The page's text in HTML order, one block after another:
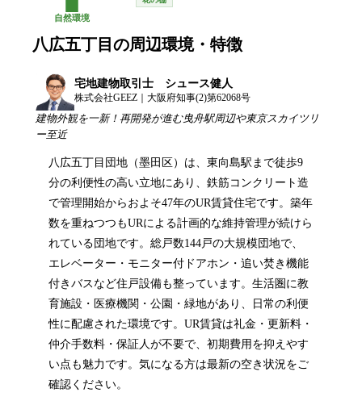
自然環境
八広五丁目の周辺環境・特徴
宅地建物取引士 シュース健人
株式会社GEEZ｜大阪府知事(2)第62068号
建物外観を一新！再開発が進む曳舟駅周辺や東京スカイツリ
ー至近
八広五丁目団地（墨田区）は、東向島駅まで徒歩9
分の利便性の高い立地にあり、鉄筋コンクリート造
で管理開始からおよそ47年のUR賃貸住宅です。築年
数を重ねつつもURによる計画的な維持管理が続けら
れている団地です。総戸数144戸の大規模団地で、
エレベーター・モニター付ドアホン・追い焚き機能
付きバスなど住戸設備も整っています。生活圏に教
育施設・医療機関・公園・緑地があり、日常の利便
性に配慮された環境です。UR賃貸は礼金・更新料・
仲介手数料・保証人が不要で、初期費用を抑えやす
い点も魅力です。気になる方は最新の空き状況をご
確認ください。